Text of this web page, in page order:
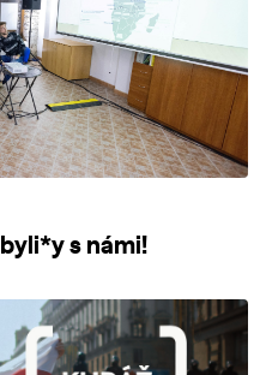
s námi!